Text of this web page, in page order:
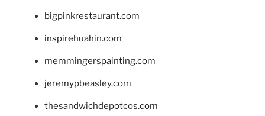
bigpinkrestaurant.com
inspirehuahin.com
memmingerspainting.com
jeremypbeasley.com
thesandwichdepotcos.com